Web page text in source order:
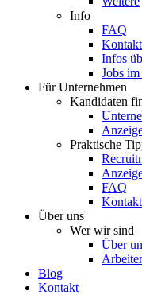
Info
FAQ
Kontakt
Infos
Jobs
Für Unternehmen
Kandidaten
Praktische
FAQ
Kontakt
Über uns
Wer wir sind
Über
Blog
Kontakt